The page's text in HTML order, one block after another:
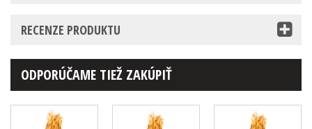
RECENZE PRODUKTU
ODPORÚČAME TIEŽ ZAKÚPIŤ